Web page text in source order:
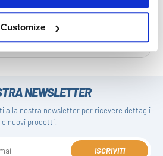
Customize
NEWSLETTER
alla nostra newsletter per ricevere dettagli
nuovi prodotti.
ISCRIVITI